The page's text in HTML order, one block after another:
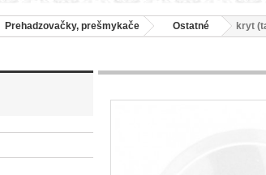
Prehadzovačky, prešmykače Ostatné kryt